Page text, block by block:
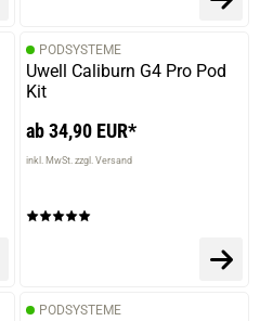
PODSYSTEME
Uwell Caliburn G4 Pro Pod
Kit
ab 34,90 EUR*
inkl. MwSt. zzgl. Versand
PODSYSTEME